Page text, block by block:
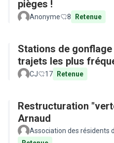
pièges !
Anonyme 8 Retenue
Stations de
trajets les plus
CJ 17 Retenue
Restructuration
Arnaud
Association des résidents